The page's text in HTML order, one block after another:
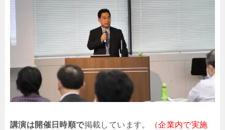
講演は開催日時順で掲載しています。
（企業内で実施